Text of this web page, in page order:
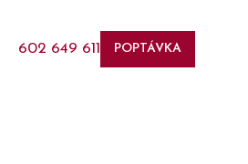
602 649 611 POPTÁVKA